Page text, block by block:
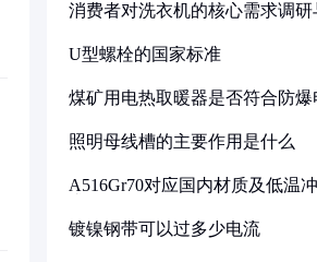
消费者对洗衣机的核心需求调研
U型螺栓的国家标准
煤矿用电热取暖器是否符合防爆
照明母线槽的主要作用是什么
A516Gr70对应国内材质及低温
镀镍钢带可以过多少电流